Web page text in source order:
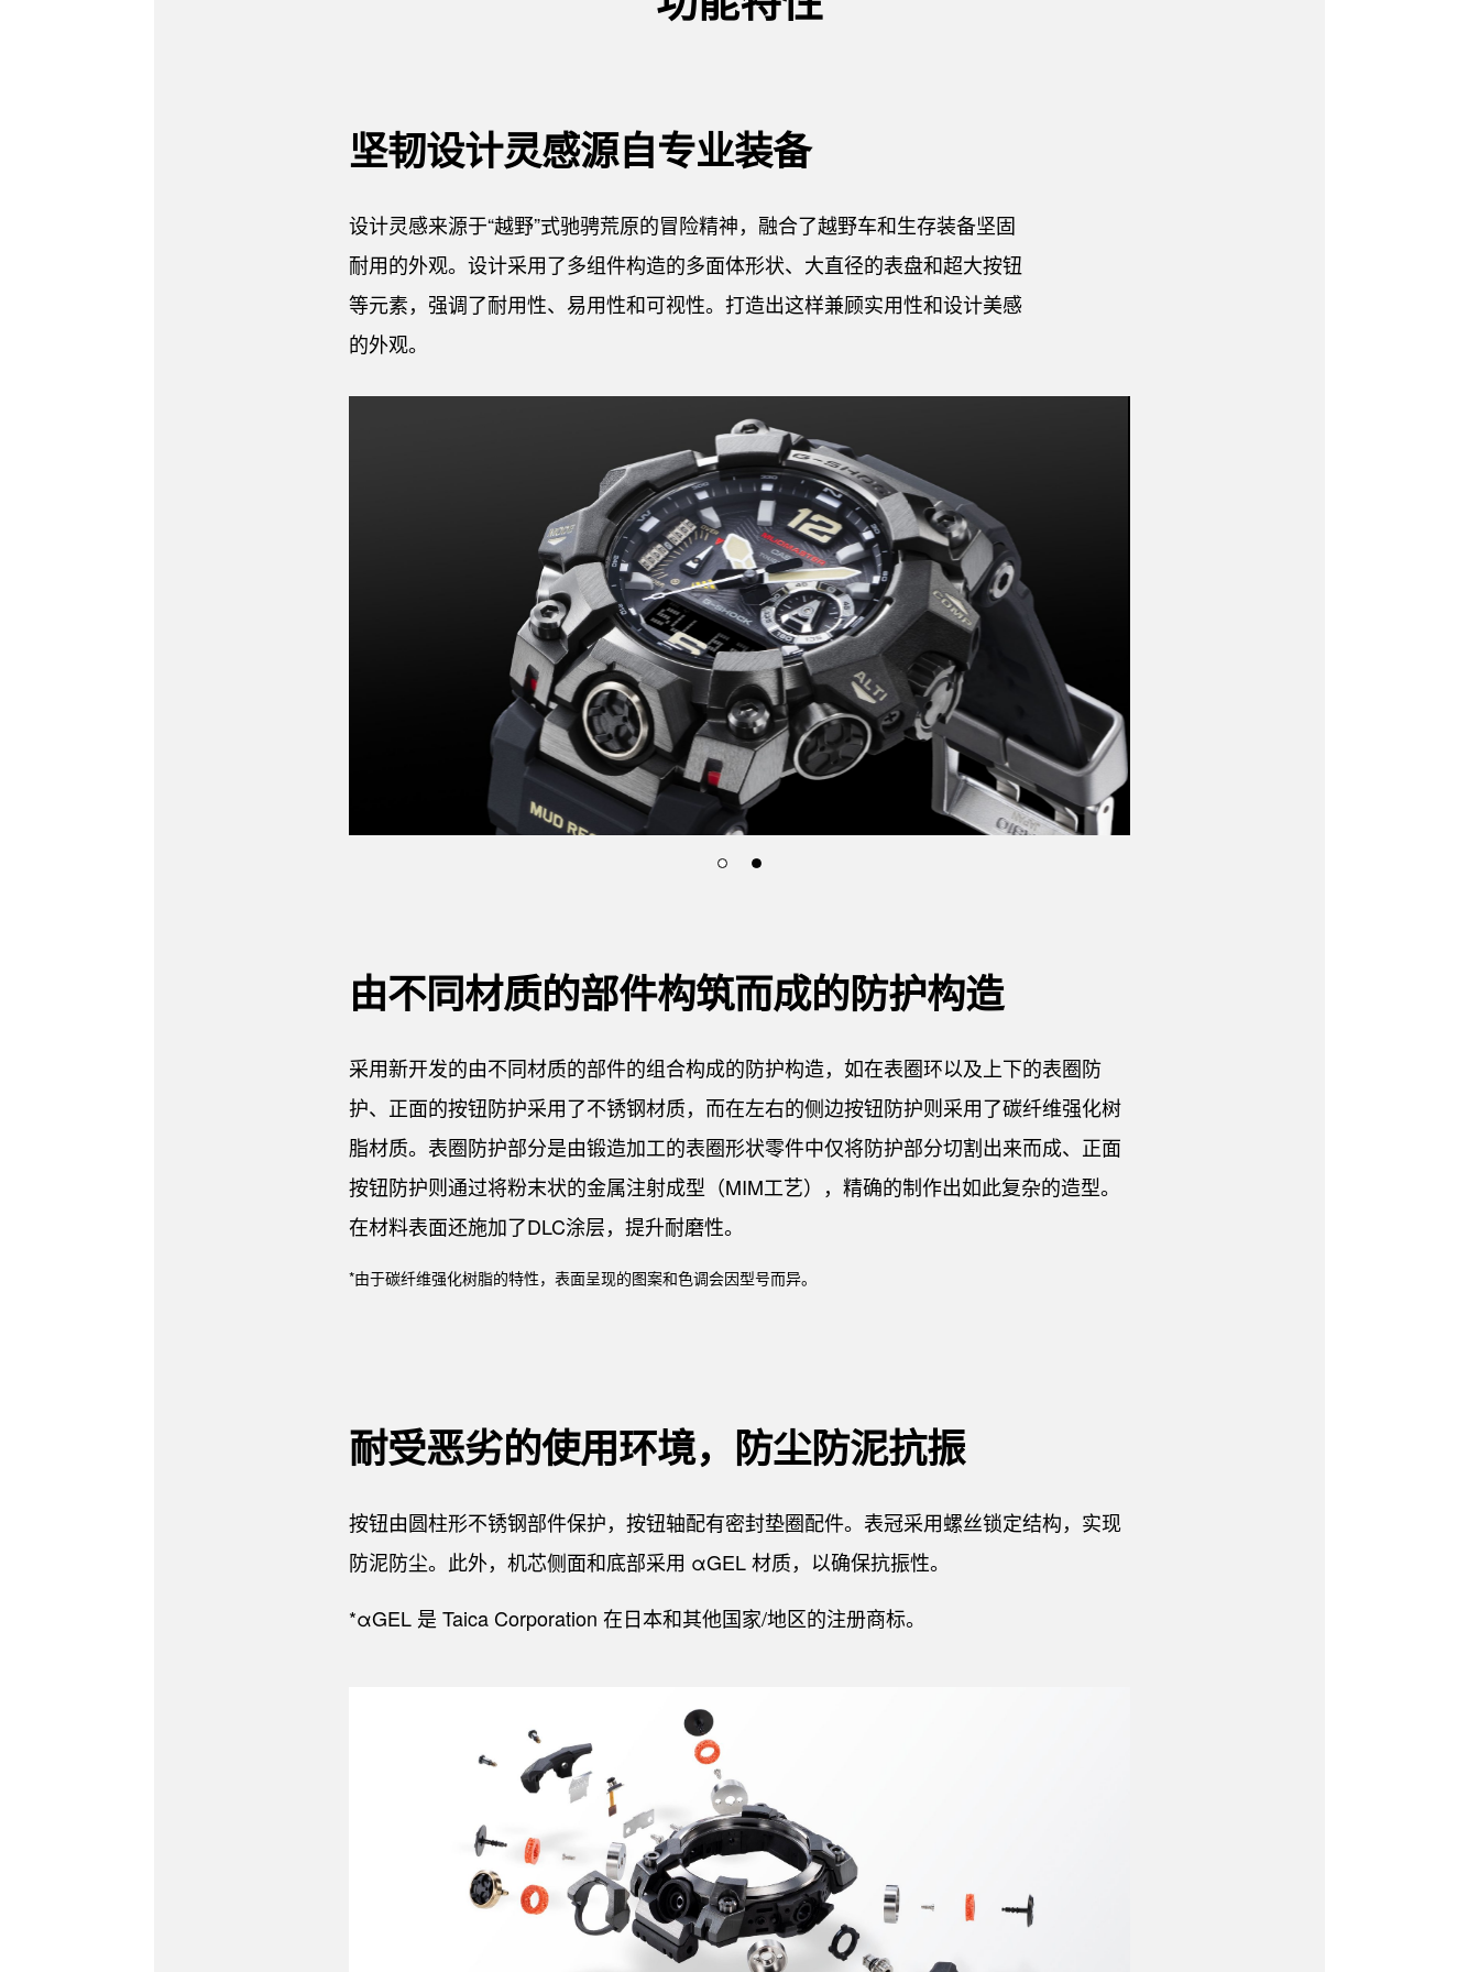
坚韧设计灵感源自专业装备
设计灵感来源于“越野”式驰骋荒原的冒险精神，融合了越野车和生存装备坚固
耐用的外观。设计采用了多组件构造的多面体形状、大直径的表盘和超大按钮
等元素，强调了耐用性、易用性和可视性。打造出这样兼顾实用性和设计美感
的外观。
由不同材质的部件构筑而成的防护构造
采用新开发的由不同材质的部件的组合构成的防护构造，如在表圈环以及上下的表圈防
护、正面的按钮防护采用了不锈钢材质，而在左右的侧边按钮防护则采用了碳纤维强化树
脂材质。表圈防护部分是由锻造加工的表圈形状零件中仅将防护部分切割出来而成、正面
按钮防护则通过将粉末状的金属注射成型（MIM工艺），精确的制作出如此复杂的造型。
在材料表面还施加了DLC涂层，提升耐磨性。
*由于碳纤维强化树脂的特性，表面呈现的图案和色调会因型号而异。
耐受恶劣的使用环境，防尘防泥抗振
按钮由圆柱形不锈钢部件保护，按钮轴配有密封垫圈配件。表冠采用螺丝锁定结构，实现
防泥防尘。此外，机芯侧面和底部采用 αGEL 材质，以确保抗振性。
*αGEL 是 Taica Corporation 在日本和其他国家/地区的注册商标。